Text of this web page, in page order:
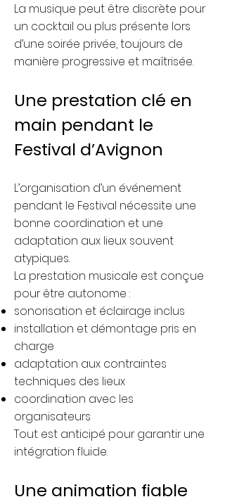
La musique peut être discrète pour
un cocktail ou plus présente lors
d’une soirée privée, toujours de
manière progressive et maîtrisée.
Une prestation clé en
main pendant le
Festival d’Avignon
L’organisation d’un événement
pendant le Festival nécessite une
bonne coordination et une
adaptation aux lieux souvent
atypiques.
La prestation musicale est conçue
pour être autonome :
sonorisation et éclairage inclus
installation et démontage pris en
charge
adaptation aux contraintes
techniques des lieux
coordination avec les
organisateurs
Tout est anticipé pour garantir une
intégration fluide.
Une animation fiable